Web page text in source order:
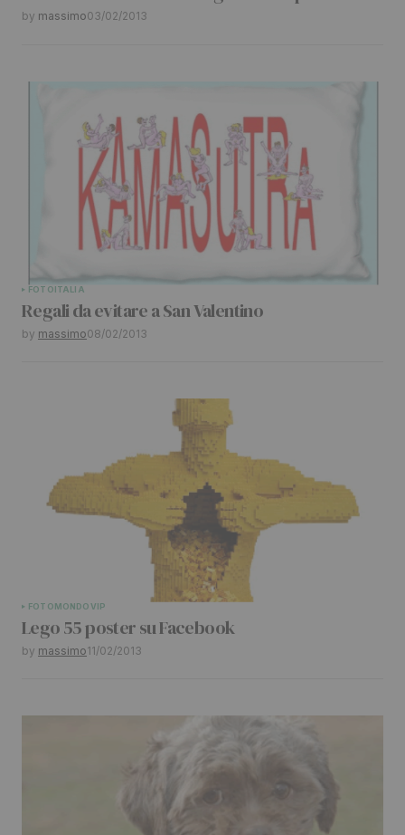
by massimo03/02/2013
FOTOITALIA
Regali da evitare a San Valentino
by massimo08/02/2013
FOTOMONDOVIP
Lego 55 poster su Facebook
by massimo11/02/2013